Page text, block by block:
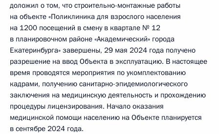
доложил о том, что строительно-монтажные работы
на объекте «Поликлиника для взрослого населения
на 1200 посещений в смену в квартале № 12
в планировочном районе «Академический» города
Екатеринбурга» завершены, 29 мая 2024 года получено
разрешение на ввод Объекта в эксплуатацию. В настоящее
время проводятся мероприятия по укомплектованию
кадрами, получению санитарно-эпидемиологического
заключения на медицинскую деятельность и прохождению
процедуры лицензирования. Начало оказания
медицинской помощи населению на Объекте планируется
в сентябре 2024 года.